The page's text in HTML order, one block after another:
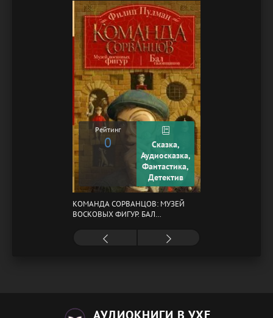
Рейтинг
0
Сказка,
Аудиосказка,
Фантастика,
Детектив
КОМАНДА СОРВАНЦОВ: МУЗЕЙ
ВОСКОВЫХ ФИГУР. БАЛ